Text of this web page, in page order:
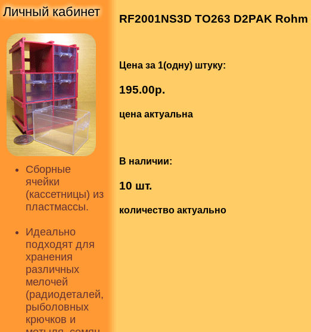
Личный кабинет
Сборные
ячейки
(кассетницы) из
пластмассы.
Идеально
подходят для
хранения
различных
мелочей
(радиодеталей,
рыболовных
крючков и
RF2001NS3D TO263 D2PAK
Цена за 1(одну) штуку:
195.00р.
цена актуальна
В наличии:
10 шт.
количество актуально